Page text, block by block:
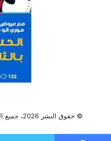
© حقوق النشر 2026، جميع الحقوق محفوظة، تصميم